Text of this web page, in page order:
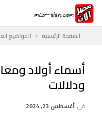
الصفحة الرئيسية المواضيع
أسماء أولاد
ودلالات
في أغسطس 23, 2024